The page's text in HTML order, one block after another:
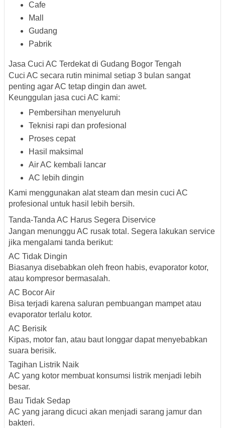
Cafe
Mall
Gudang
Pabrik
Jasa Cuci AC Terdekat di Gudang Bogor Tengah
Cuci AC secara rutin minimal setiap 3 bulan sangat
penting agar AC tetap dingin dan awet.
Keunggulan jasa cuci AC kami:
Pembersihan menyeluruh
Teknisi rapi dan profesional
Proses cepat
Hasil maksimal
Air AC kembali lancar
AC lebih dingin
Kami menggunakan alat steam dan mesin cuci AC
profesional untuk hasil lebih bersih.
Tanda-Tanda AC Harus Segera Diservice
Jangan menunggu AC rusak total. Segera lakukan service
jika mengalami tanda berikut:
AC Tidak Dingin
Biasanya disebabkan oleh freon habis, evaporator kotor,
atau kompresor bermasalah.
AC Bocor Air
Bisa terjadi karena saluran pembuangan mampet atau
evaporator terlalu kotor.
AC Berisik
Kipas, motor fan, atau baut longgar dapat menyebabkan
suara berisik.
Tagihan Listrik Naik
AC yang kotor membuat konsumsi listrik menjadi lebih
besar.
Bau Tidak Sedap
AC yang jarang dicuci akan menjadi sarang jamur dan
bakteri.